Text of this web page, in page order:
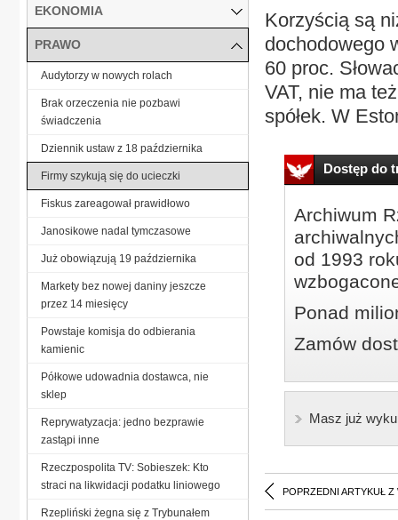
Korzyścią są
dochodowego
60 proc.
VAT, nie ma
spółek. W
Dostęp do
Archiwum
od 1993
Ponad
Zamów
Masz już
POPRZEDNI ARTYKUŁ Z
EKONOMIA
PRAWO
Audytorzy w nowych rolach
Brak orzeczenia nie pozbawi
świadczenia
Dziennik ustaw z 18 października
Firmy szykują się do ucieczki
Fiskus zareagował prawidłowo
Janosikowe nadal tymczasowe
Już obowiązują 19 października
Markety bez nowej daniny jeszcze
przez 14 miesięcy
Powstaje komisja do odbierania
kamienic
Półkowe udowadnia dostawca, nie
sklep
Reprywatyzacja: jedno bezprawie
zastąpi inne
Rzeczpospolita TV: Sobieszek: Kto
straci na likwidacji podatku liniowego
Rzepliński żegna się z Trybunałem